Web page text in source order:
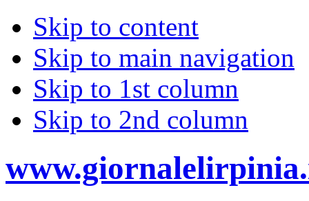
Skip to content
Skip to main navigation
Skip to 1st column
Skip to 2nd column